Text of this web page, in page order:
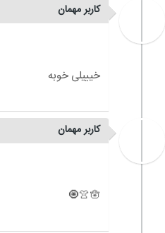
کاربر مهمان
کاربر مهمان